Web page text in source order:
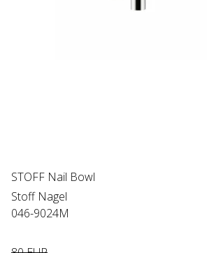
STOFF Nail Bowl
Stoff Nagel
046-9024M